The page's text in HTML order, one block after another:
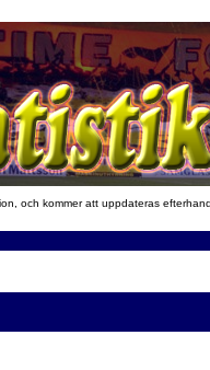
och kommer att uppdateras